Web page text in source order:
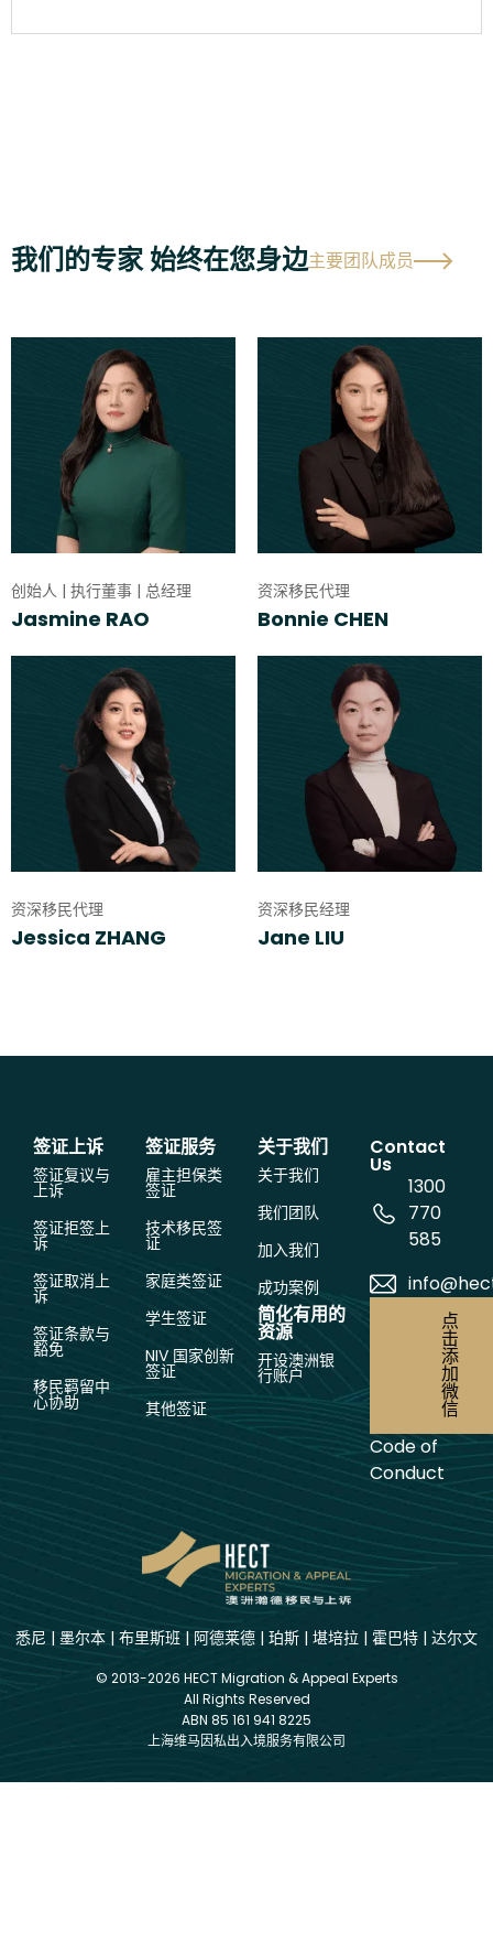
我们的专家 始终在您身边主要团队成员
创始人 | 执行董事 | 总经理
Jasmine RAO
资深移民代理
Bonnie CHEN
资深移民代理
Jessica ZHANG
资深移民经理
Jane LIU
签证上诉
签证复议与
上诉
签证拒签上
诉
签证取消上
诉
签证条款与
豁免
移民羁留中
心协助
签证服务
雇主担保类
签证
技术移民签
证
家庭类签证
学生签证
NIV 国家创新
签证
其他签证
关于我们
关于我们
我们团队
加入我们
成功案例
简化有用的
资源
开设澳洲银
行账户
Contact
Us
1300
770
585
点
击
添
加
微
信
Code of
Conduct
悉尼 | 墨尔本 | 布里斯班 | 阿德莱德 | 珀斯 | 堪培拉 | 霍巴特 | 达尔文
© 2013-2026 HECT Migration & Appeal Experts
All Rights Reserved
ABN 85 161 941 8225
上海维马因私出入境服务有限公司